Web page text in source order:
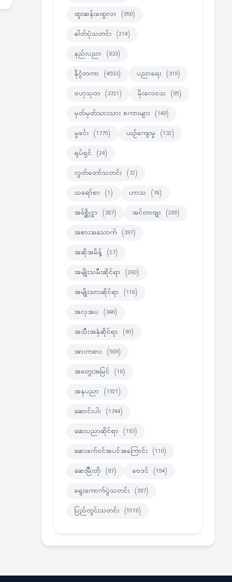
ထူးဆန်းထွေလာ (950)
ဓါတ်ပုံသတင်း (214)
နည်းပညာ (833)
နိုင္ငံတကာ (4503) ပညာရေး (319)
ဗဟုသုတ (3721) မိုးလေဝသ (95)
မှတ်မှတ်သားသား စကားများ (140)
မှုခင်း (1775) ယဉ်ကျေးမှု (132)
ရုပ်ရှင် (24)
လွတ်တော်သတင်း (72)
သရော်စာ (1) ဟာသ (76)
အခ်စ္ဆိုင္ရာ (387) အင်တာဗျုး (288)
အစားအသောက် (397)
အဆိုအမိန့် (27)
အမျိုးသမီးဆိုင်ရာ (260)
အမျိုးသားဆိုင်ရာ (116)
အလှအပ (346)
အသီးအနှံဆိုင်ရာ (90)
အားကစား (509)
အတွေးအမြင် (18)
အနုပညာ (1921)
ဆောင်းပါး (1744)
ဆေးပညာဆိုင်ရာ (193)
ဆေးဖက်ဝင်အပင်အကြောင်း (110)
ဆေးမြီးတို (87) ဗေဒင် (154)
ရွေးကောက်ပွဲသတင်း (397)
ပြည်တွင်းသတင်း (5116)